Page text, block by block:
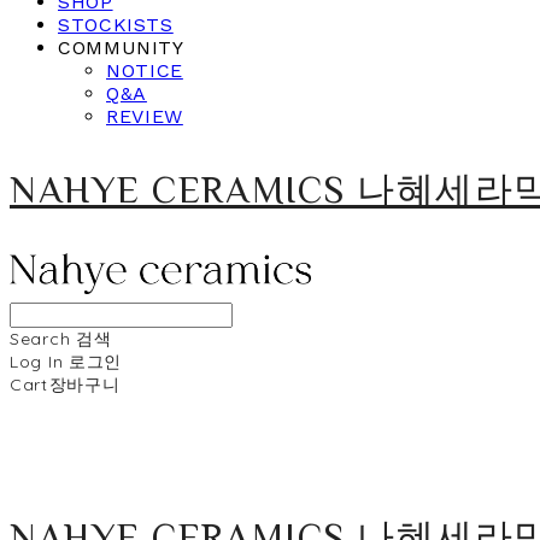
STOCKISTS
COMMUNITY
NOTICE
Q&A
REVIEW
NAHYE CERAMICS 나혜세라
Search 검색
Log In 로그인
Cart장바구니